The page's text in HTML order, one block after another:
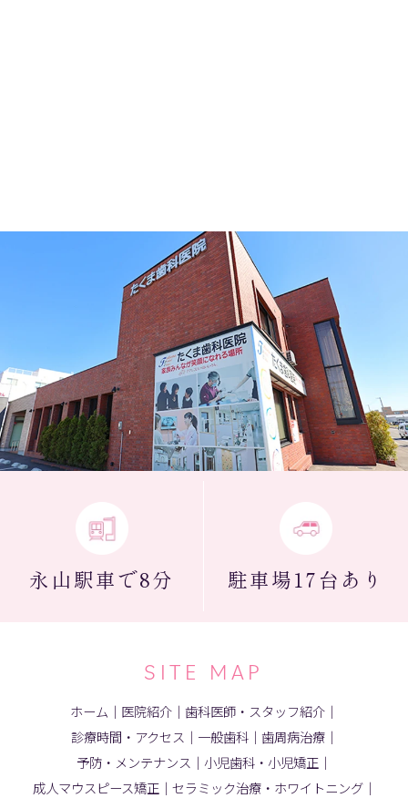
永山駅車で8分 駐車場17台あり
SITE MAP
ホーム ｜ 医院紹介 ｜ 歯科医師・スタッフ紹介 ｜
診療時間・アクセス ｜ 一般歯科｜ 歯周病治療｜
予防・メンテナンス ｜ 小児歯科・小児矯正 ｜
成人マウスピース矯正｜ セラミック治療・ホワイトニング｜